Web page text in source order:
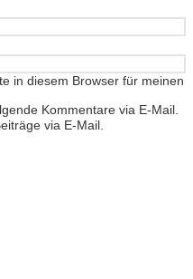
in diesem Browser für meinen
Kommentare via E-Mail.
via E-Mail.